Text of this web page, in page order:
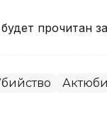
прочитан